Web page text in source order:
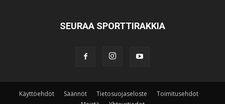
SEURAA SPORTTIRAKKIA
Käyttöehdot Säännöt Tietosuojaseloste
Toimitusehdot